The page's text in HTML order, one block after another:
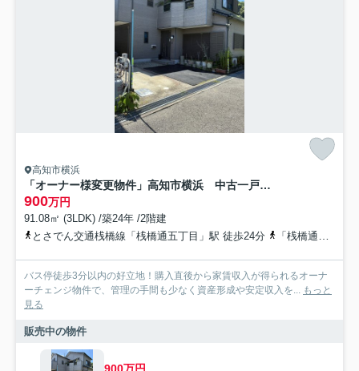
高知市横浜
「オーナー様変更物件」高知市横浜 中古一戸建て
900万円
91.08㎡ (3LDK) /築24年 /2階建
とさでん交通桟橋線「桟橋通五丁目」駅 徒歩24分
「桟橋通五丁目」駅 徒歩24分 「東灘バス停」バス停下車 徒歩分
バス停徒歩3分以内の好立地！購入直後から家賃収入が得られるオーナ
ーチェンジ物件で、管理の手間も少なく資産形成や安定収入を... もっと
見る
販売中の物件